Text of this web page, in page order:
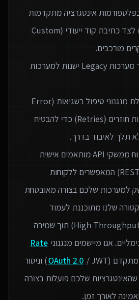
אינטגרציה מתקדמות
) לצד כתיבת קוד ייעודי (Custom
יש לנו ניסיון בחיבור מערכות Legacy ישנות למערכות
כל אינטגרציה כוללת מנגנוני טיפול בשגיאות (Error
Handling) וניסיונות חוזרים (Retries) כדי להבטיח
אנו מתמחים בפיתוח ממשקי API מותאמים אישית
) המאפשרים ללקוחות
למערכות שלכם בצורה מאובטחת
שלנו מתוכננת לעמוד
בעומסים גבוהים (High Throughput) תוך שמירה
אנו מיישמים מנגנוני Rate
מתקדם ( OAuth 2.0/ JWT) וניטור
שלכם פועלות בצורה
לאורך זמן.